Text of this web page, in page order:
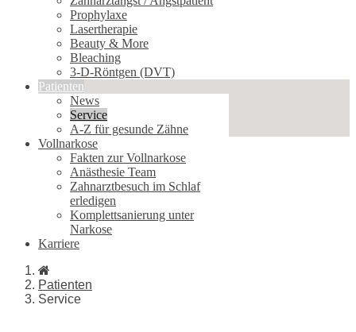
Prophylaxe
Lasertherapie
Beauty & More
Bleaching
3-D-Röntgen (DVT)
Patienten
News
Service
A-Z für gesunde Zähne
Vollnarkose
Fakten zur Vollnarkose
Anästhesie Team
Zahnarztbesuch im Schlaf
erledigen
Komplettsanierung unter
Narkose
Karriere
Patienten
Service